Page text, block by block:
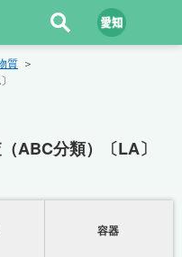
質
ABC分類）〔LA〕
容器